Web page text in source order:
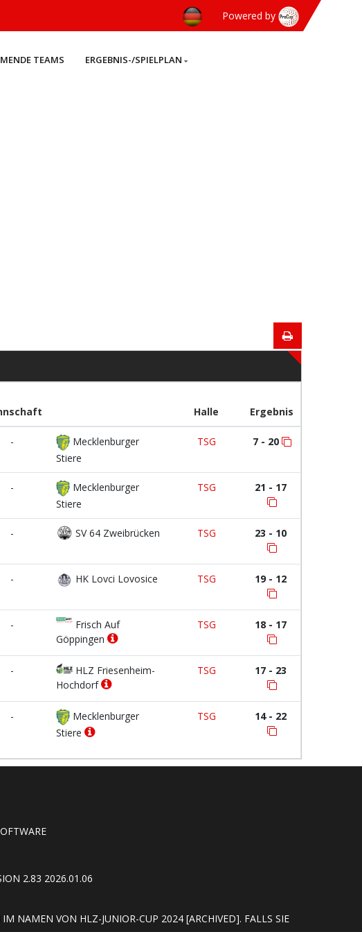
Powered by
TEAMS ERGEBNIS-/SPIELPLAN
Halle Ergebnis
-
Mecklenburger
Stiere
TSG 7 - 20
-
Mecklenburger
Stiere
TSG 21 - 17
- SV 64 Zweibrücken TSG 23 - 10
- HK Lovci Lovosice TSG 19 - 12
-
Frisch Auf
Göppingen
TSG 18 - 17
-
HLZ Friesenheim-
Hochdorf
TSG 17 - 23
-
Mecklenburger
Stiere
TSG 14 - 22
2.83 2026.01.06
IM NAMEN VON HLZ-JUNIOR-CUP 2024 [ARCHIVED]. FALLS SIE